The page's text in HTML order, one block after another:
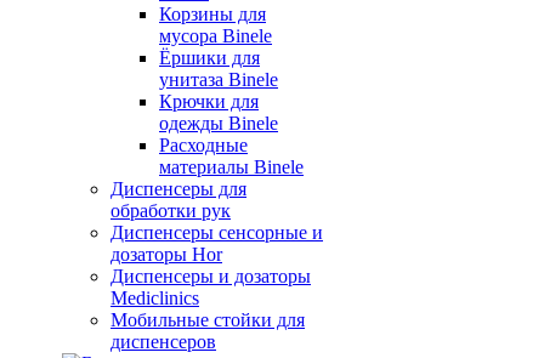
Корзины для
мусора Binele
Ёршики для
унитаза Binele
Крючки для
одежды Binele
Расходные
материалы Binele
Диспенсеры для
обработки рук
Диспенсеры сенсорные и
дозаторы Hor
Диспенсеры и дозаторы
Mediclinics
Мобильные стойки для
диспенсеров